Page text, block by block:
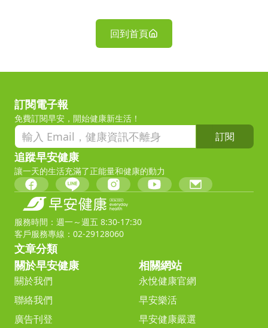
回到首頁
訂閱電子報
免費訂閱早安，開始健康新生活！
訂閱
追蹤早安健康
讓一天的生活充滿了正能量和健康的動力
服務時間：週一～週五 8:30-17:30
客戶服務專線：02-29128060
文章分類
關於早安健康
關於我們
聯絡我們
廣告刊登
相關網站
永悅健康官網
早安樂活
早安健康嚴選